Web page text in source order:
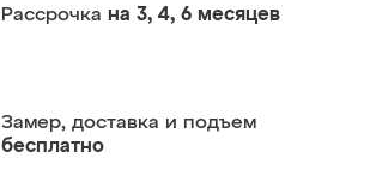
Рассрочка на 3, 4, 6 месяцев
Замер, доставка и подъем
бесплатно